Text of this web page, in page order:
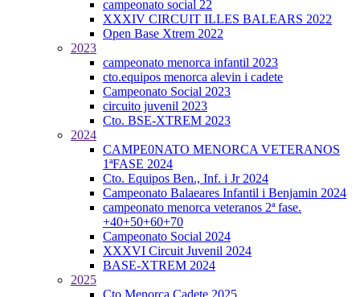
campeonato social 22
XXXIV CIRCUIT ILLES BALEARS 2022
Open Base Xtrem 2022
2023
campeonato menorca infantil 2023
cto.equipos menorca alevin i cadete
Campeonato Social 2023
circuito juvenil 2023
Cto. BSE-XTREM 2023
2024
CAMPE0NATO MENORCA VETERANOS
1ªFASE 2024
Cto. Equipos Ben., Inf. i Jr 2024
Campeonato Balaeares Infantil i Benjamin 2024
campeonato menorca veteranos 2ª fase.
+40+50+60+70
Campeonato Social 2024
XXXVI Circuit Juvenil 2024
BASE-XTREM 2024
2025
Cto.Menorca Cadete 2025